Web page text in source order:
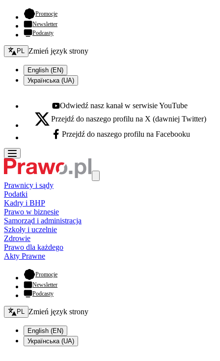
Promocje- otwiera się w nowej karcie
Newsletter
Podcasty
Zmień język - bieżący:
PL Zmień język strony
English (EN)
Українська (UA)
Youtube - otwiera się w nowej karcie
Odwiedź nasz kanał w serwisie YouTube
X - otwiera się w nowej karcie
Przejdź do naszego profilu na X (dawniej Twitter)
Facebook - otwiera się w nowej karcie
Przejdź do naszego profilu na Facebooku
Prawnicy i sądy
Podatki
Kadry i BHP
Prawo w biznesie
Samorząd i administracja
Szkoły i uczelnie
Zdrowie
Prawo dla każdego
Akty Prawne
Promocje- otwiera się w nowej karcie
Newsletter
Podcasty
Zmień język - bieżący:
PL Zmień język strony
English (EN)
Українська (UA)